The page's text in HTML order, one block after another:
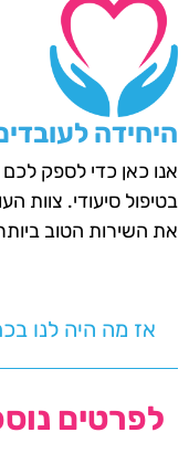
היחידה
אנו כאן כדי לספק לכם
בטיפול סיעודי. צוות
את השירות הטוב
אז מה היה לנו
לפרטים